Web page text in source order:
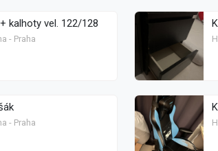
kalhoty vel. 122/128
- Praha
- Praha